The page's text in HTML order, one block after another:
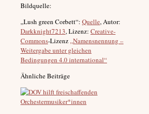
Bildquelle:
„Lush green Corbett“: Quelle, Autor:
Darkknight7213, Lizenz: Creative-
Commons-Lizenz„Namensnennung –
Weitergabe unter gleichen
Bedingungen 4.0 international“
Ähnliche Beiträge